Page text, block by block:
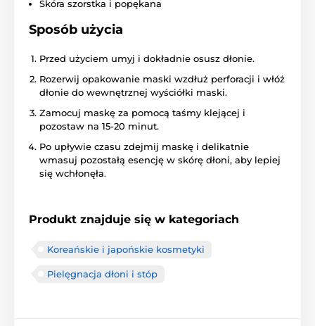
Skóra szorstka i popękana
Sposób użycia
Przed użyciem umyj i dokładnie osusz dłonie.
Rozerwij opakowanie maski wzdłuż perforacji i włóż
dłonie do wewnętrznej wyściółki maski.
Zamocuj maskę za pomocą taśmy klejącej i
pozostaw na 15-20 minut.
Po upływie czasu zdejmij maskę i delikatnie
wmasuj pozostałą esencję w skórę dłoni, aby lepiej
się wchłonęła.
Produkt znajduje się w kategoriach
Koreańskie i japońskie kosmetyki
Pielęgnacja dłoni i stóp